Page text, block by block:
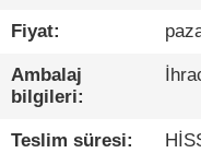
KALITE
KONTROL
Fiyat:
Ambalaj
bilgileri:
Teslim süresi: